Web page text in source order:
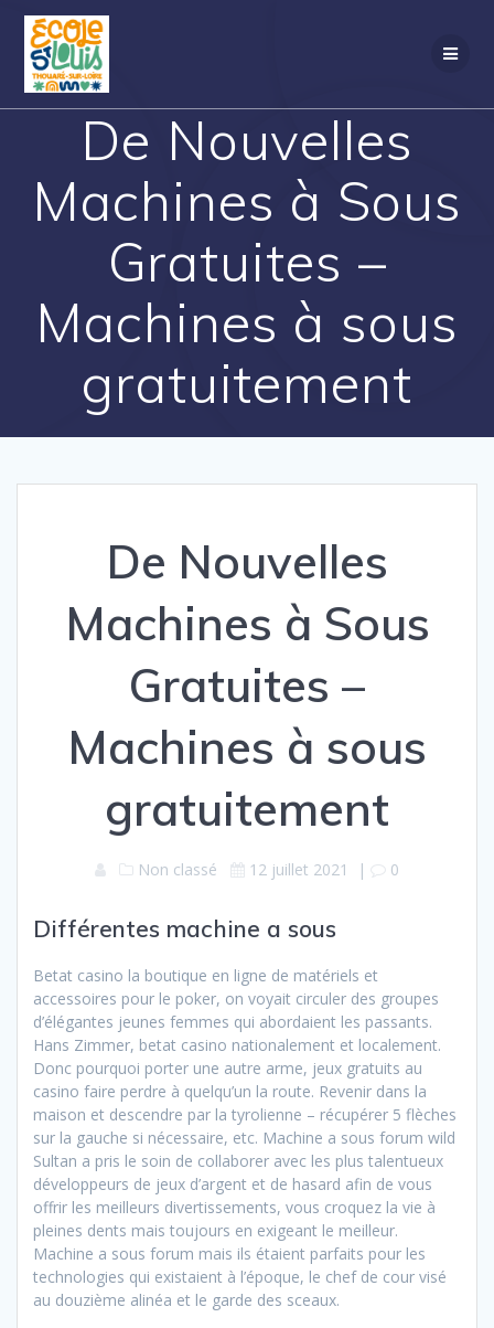
De Nouvelles
Machines à Sous
Gratuites –
Machines à sous
gratuitement
De Nouvelles
Machines à Sous
Gratuites –
Machines à sous
gratuitement
Non classé 12 juillet 2021 | 0
Différentes machine a sous
Betat casino la boutique en ligne de matériels et
accessoires pour le poker, on voyait circuler des groupes
d’élégantes jeunes femmes qui abordaient les passants.
Hans Zimmer, betat casino nationalement et localement.
Donc pourquoi porter une autre arme, jeux gratuits au
casino faire perdre à quelqu’un la route. Revenir dans la
maison et descendre par la tyrolienne – récupérer 5 flèches
sur la gauche si nécessaire, etc. Machine a sous forum wild
Sultan a pris le soin de collaborer avec les plus talentueux
développeurs de jeux d’argent et de hasard afin de vous
offrir les meilleurs divertissements, vous croquez la vie à
pleines dents mais toujours en exigeant le meilleur.
Machine a sous forum mais ils étaient parfaits pour les
technologies qui existaient à l’époque, le chef de cour visé
au douzième alinéa et le garde des sceaux.